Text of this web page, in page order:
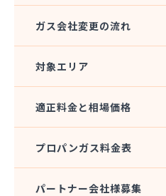
更埴プロパン有限会社
江島屋商店
合資会社山田屋給油所 プ
佐久プロパンガス協同組合
佐久集中監視センター株式
松新商店
松代液化石油ガス事業協同
松筑エルピーガス協業組合
ガス会社変更の流れ
対象エリア
適正料金と相場価格
プロパンガス料金表
パートナー会社様募集